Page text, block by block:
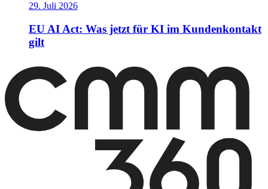
29. Juli 2026
EU AI Act: Was jetzt für KI im Kundenkontakt
gilt